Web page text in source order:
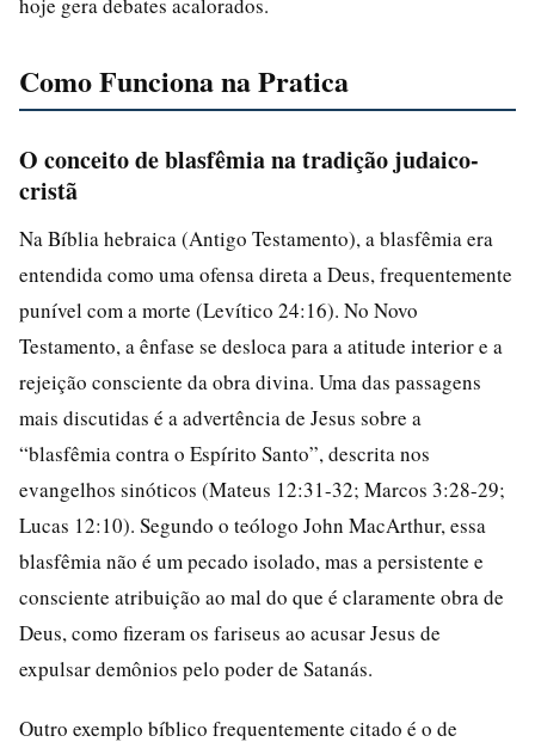
Como Funciona na Pratica
O conceito de blasfêmia na tradição judaico-
cristã
Na Bíblia hebraica (Antigo Testamento), a blasfêmia era
entendida como uma ofensa direta a Deus, frequentemente
punível com a morte (Levítico 24:16). No Novo
Testamento, a ênfase se desloca para a atitude interior e a
rejeição consciente da obra divina. Uma das passagens
mais discutidas é a advertência de Jesus sobre a
“blasfêmia contra o Espírito Santo”, descrita nos
evangelhos sinóticos (Mateus 12:31-32; Marcos 3:28-29;
Lucas 12:10). Segundo o teólogo John MacArthur, essa
blasfêmia não é um pecado isolado, mas a persistente e
consciente atribuição ao mal do que é claramente obra de
Deus, como fizeram os fariseus ao acusar Jesus de
expulsar demônios pelo poder de Satanás.
Outro exemplo bíblico frequentemente citado é o de